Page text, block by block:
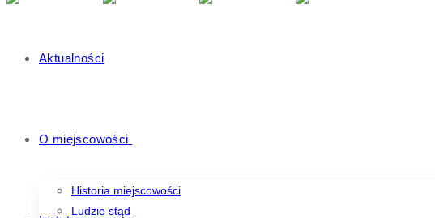
Aktualności
O miejscowości
Historia miejscowości
Ludzie stąd